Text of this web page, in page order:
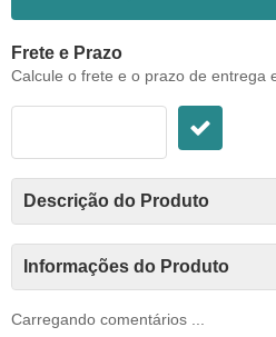
Frete e Prazo
Calcule o frete e o prazo de entrega
Descrição do Produto
Informações do Produto
Carregando comentários ...